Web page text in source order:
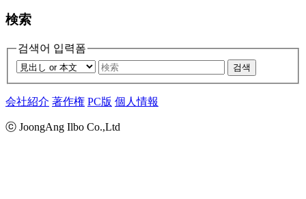
検索
검색어 입력폼
검색
会社紹介 著作権 PC版 個人情報
ⓒ JoongAng Ilbo Co.,Ltd